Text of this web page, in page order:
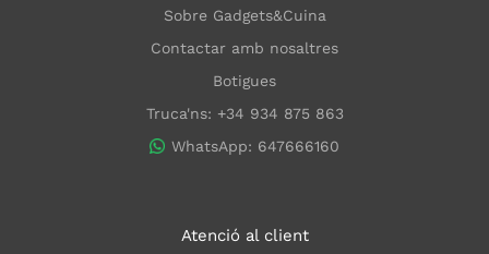
Sobre Gadgets&Cuina
Contactar amb nosaltres
Botigues
Truca'ns: +34 934 875 863
WhatsApp: 647666160
Atenció al client